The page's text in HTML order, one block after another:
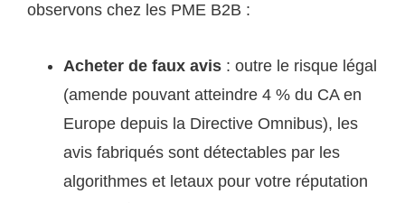
observons chez les PME B2B :
Acheter de faux avis : outre le risque légal
(amende pouvant atteindre 4 % du CA en
Europe depuis la Directive Omnibus), les
avis fabriqués sont détectables par les
algorithmes et letaux pour votre réputation